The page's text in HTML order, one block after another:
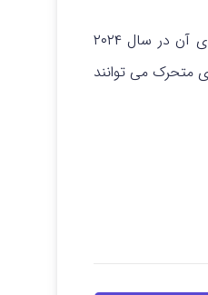
پتانسیل رسیدن به ۱۰۰ هزار دلار را دارد و روند صعودی آن در سال ۲۰۲۴
متحرک می‌ توانند